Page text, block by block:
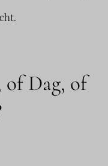
Dag, of